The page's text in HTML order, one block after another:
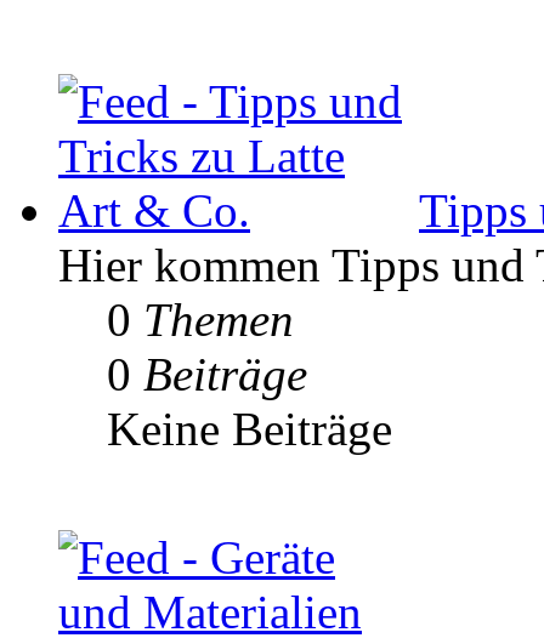
Tipps
Hier kommen Tipps
0 Themen
0 Beiträge
Keine Beiträge